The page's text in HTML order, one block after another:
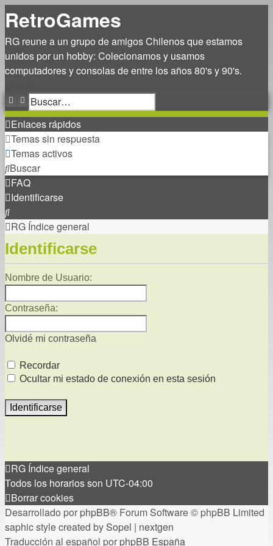
RetroGames
RG reune a un grupo de amigos Chilenos que estamos
unidos por un hobby: Colecionamos y usamos
computadores y consolas de entre los años 80's y 90's.
BuscarBúsqueda avanzada
Enlaces rápidos
Temas sin respuesta
Temas activos
Buscar
FAQ
Identificarse
Buscar
RG Índice general
Identificarse
Nombre de Usuario:
Contraseña:
Olvidé mi contraseña
Recordar
Ocultar mi estado de conexión en esta sesión
RG Índice general
Todos los horarios son UTC-04:00
Borrar cookies
Desarrollado por phpBB® Forum Software © phpBB Limited
saphic style created by Sopel | nextgen
Traducción al español por phpBB España